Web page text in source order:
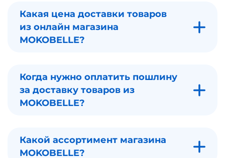
Какая цена доставки товаров
из онлайн магазина
MOKOBELLE?
Когда нужно оплатить пошлину
за доставку товаров из
MOKOBELLE?
Какой ассортимент магазина
MOKOBELLE?